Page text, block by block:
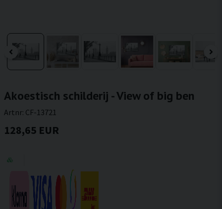
Akoestisch schilderij - View of big ben
Artnr: CF-13721
128,65 EUR